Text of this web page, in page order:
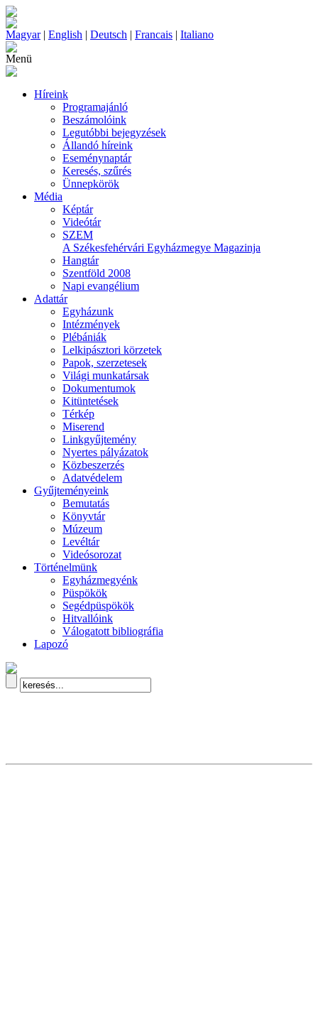
Magyar| English | Deutsch | Francais | Italiano
Menü
Híreink
Programajánló
Beszámolóink
Legutóbbi bejegyzések
Állandó híreink
Eseménynaptár
Keresés, szűrés
Ünnepkörök
Média
Képtár
Videótár
SZEM
A Székesfehérvári Egyházmegye Magazinja
Hangtár
Szentföld 2008
Napi evangélium
Adattár
Egyházunk
Intézmények
Plébániák
Lelkipásztori körzetek
Papok, szerzetesek
Világi munkatársak
Dokumentumok
Kitüntetések
Térkép
Miserend
Linkgyűjtemény
Nyertes pályázatok
Közbeszerzés
Adatvédelem
Gyűjteményeink
Bemutatás
Könyvtár
Múzeum
Levéltár
Videósorozat
Történelmünk
Egyházmegyénk
Püspökök
Segédpüspökök
Hitvallóink
Válogatott bibliográfia
Lapozó